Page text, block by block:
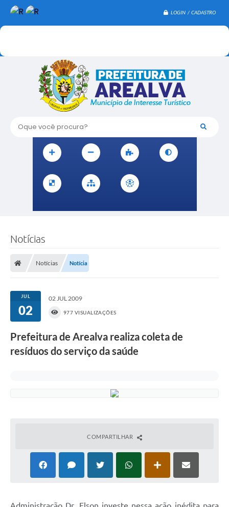
LOGIN / CADASTRO
Oque você procura?
Notícias
Notícias Notícia
JUL
02
02 JUL 2009
977 VISUALIZAÇÕES
Prefeitura de Arealva realiza coleta de
resíduos do serviço da saúde
COMPARTILHAR